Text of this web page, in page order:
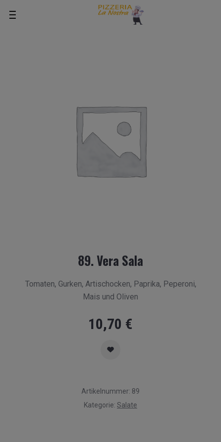
89. Vera Sala
Tomaten, Gurken, Artischocken, Paprika, Peperoni,
Mais und Oliven
10,70 €
Artikelnummer: 89
Kategorie: Salate